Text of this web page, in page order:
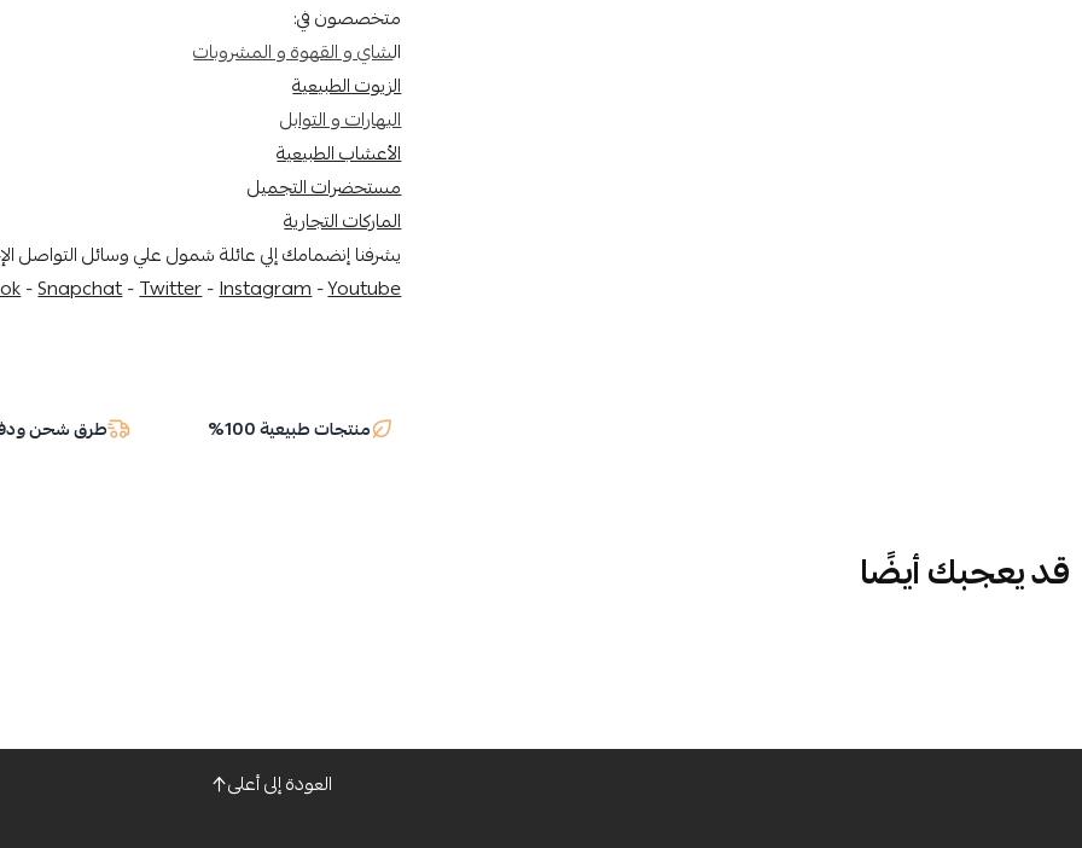
متخصصون في:
الشاي و القهوة و المشروبات
الزيوت الطبيعية
البهارات و التوابل
الأعشاب الطبيعية
مستحضرات التجميل
الماركات التجارية
يشرفنا إنضمامك إلي عائلة شمول علي وسائل التواصل
-Snapchat-Twitter-Instagram-Youtube
منتجات طبيعية 100% طرق شحن
قد يعجبك أيضًا
العودة إلى أعلى